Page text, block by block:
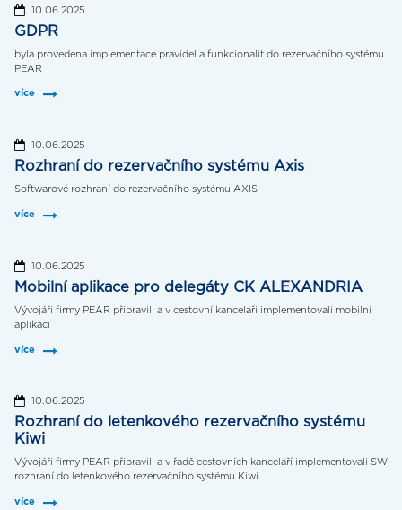
10.06.2025
GDPR
byla provedena implementace pravidel a funkcionalit do rezervačního systému
PEAR
více
10.06.2025
Rozhraní do rezervačního systému Axis
Softwarové rozhraní do rezervačního systému AXIS
více
10.06.2025
Mobilní aplikace pro delegáty CK ALEXANDRIA
Vývojáři firmy PEAR připravili a v cestovní kanceláři implementovali mobilní
aplikaci
více
10.06.2025
Rozhraní do letenkového rezervačního systému
Kiwi
Vývojáři firmy PEAR připravili a v řadě cestovních kanceláří implementovali SW
rozhraní do letenkového rezervačního systému Kiwi
více